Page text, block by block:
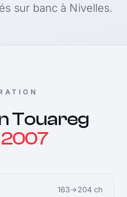
sur banc à Nivelles.
Touareg
163→204 ch